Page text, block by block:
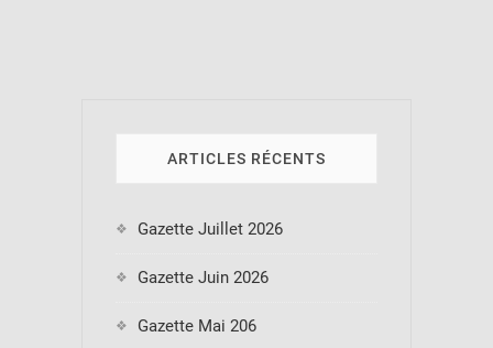
ARTICLES RÉCENTS
Gazette Juillet 2026
Gazette Juin 2026
Gazette Mai 206